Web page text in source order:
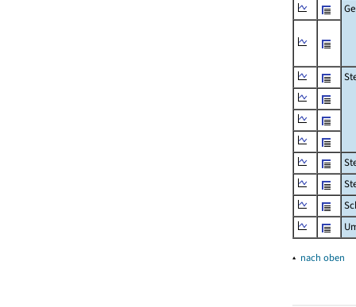
▴ nach oben